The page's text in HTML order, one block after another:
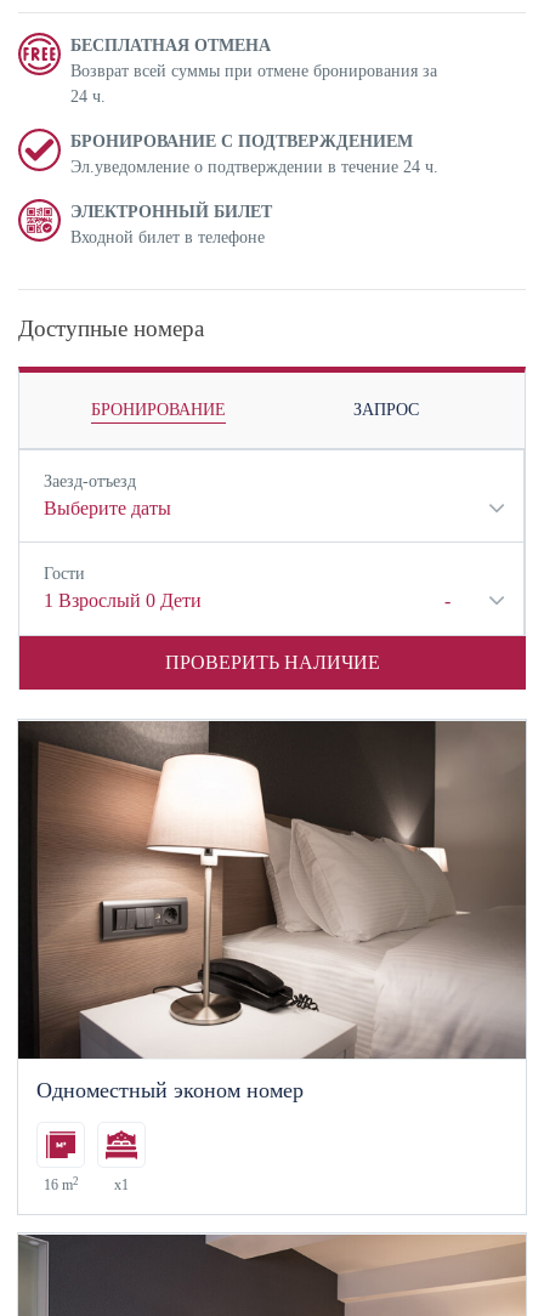
БЕСПЛАТНАЯ ОТМЕНА
Возврат всей суммы при отмене бронирования за
24 ч.
БРОНИРОВАНИЕ С ПОДТВЕРЖДЕНИЕМ
Эл.уведомление о подтверждении в течение 24 ч.
ЭЛЕКТРОННЫЙ БИЛЕТ
Входной билет в телефоне
Доступные номера
БРОНИРОВАНИЕ ЗАПРОС
Заезд-отъезд
Выберите даты
Гости
1 Взрослый -
0 Дети
ПРОВЕРИТЬ НАЛИЧИЕ
Одноместный эконом номер
16 m2 x1